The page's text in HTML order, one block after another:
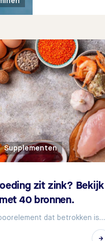
Supplementen
zit zink? Bekijk
40 bronnen.
dat betrokken is…